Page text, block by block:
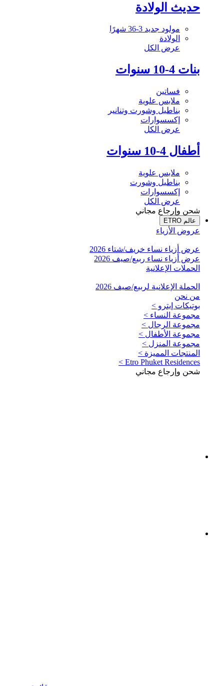
حديث الولادة
مولود جديد 3-36 شهرًا
الولادة
عرض الكل
بنات 4-10 سنوات
فساتين
ملابس علوية
بناطيل وشورت وتنانير
إكسسوارات
عرض الكل
أطفال 4-10 سنوات
ملابس علوية
بناطيل وشورت
إكسسوارات
عرض الكل
شحن وإرجاع مجاني
عالم ETRO
عروض الأزياء
عرض أزياء نساء خريف/شتاء 2026
عرض أزياء نساء ربيع/صيف 2026
الحملات الإعلانية
الحملة الإعلانية لربيع/صيف 2026
من نحن
بوتيكات إيترو >
مجموعة النساء >
مجموعة الرجال >
مجموعة الأطفال >
مجموعة المنزل >
المنتجات المميزة >
Etro Phuket Residences >
شحن وإرجاع مجاني